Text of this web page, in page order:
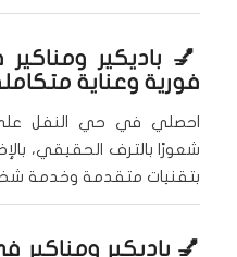
💅 باديكير
فورية وعناية
احصلي في حي النفل على
شعورًا بالترف الحقيقي،
بتقنيات متقدمة وخدمة
💅 باديكير ومناكير